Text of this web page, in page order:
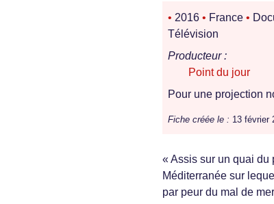
• 2016 • France •
Télévision
Producteur :
Point du jour
Pour une projection
Fiche créée le : 13 février
« Assis sur un quai du
Méditerranée sur
par peur du mal de